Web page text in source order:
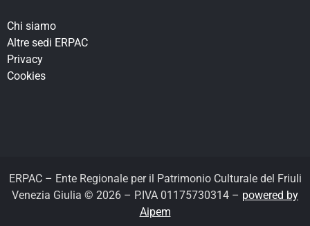
Chi siamo
Altre sedi ERPAC
Privacy
Cookies
ERPAC – Ente Regionale per il Patrimonio Culturale del Friuli
Venezia Giulia © 2026 – P.IVA 01175730314 – powered by
Aipem